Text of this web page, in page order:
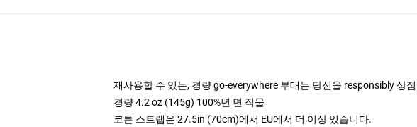
재사용할 수 있는, 경량 go-everywhere 부대는 당신을 responsibly 상
경량 4.2 oz (145g) 100%년 면 직물
코튼 스트랩은 27.5in (70cm)에서 EU에서 더 이상 있습니다.